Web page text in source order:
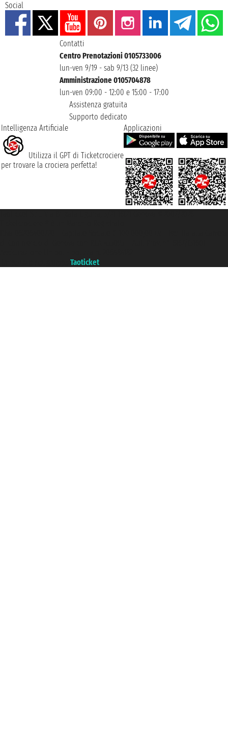
Social
Contatti
Centro Prenotazioni 0105733006
lun-ven 9/19 - sab 9/13 (32 linee)
Amministrazione 0105704878
lun-ven 09:00 - 12:00 e 15:00 - 17:00
Assistenza gratuita
Supporto dedicato
Intelligenza Artificiale
Utilizza il GPT di Ticketcrociere
per trovare la crociera perfetta!
Applicazioni
Taoticket